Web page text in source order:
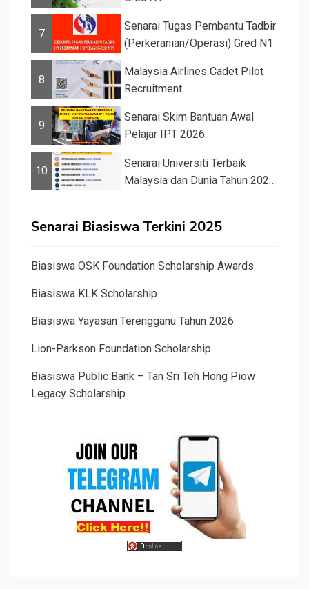
7
Senarai Tugas Pembantu Tadbir
(Perkeranian/Operasi) Gred N1
8
Malaysia Airlines Cadet Pilot
Recruitment
9
Senarai Skim Bantuan Awal
Pelajar IPT 2026
10
Senarai Universiti Terbaik
Malaysia dan Dunia Tahun 2026
Senarai Biasiswa Terkini 2025
Biasiswa OSK Foundation Scholarship Awards
Biasiswa KLK Scholarship
Biasiswa Yayasan Terengganu Tahun 2026
Lion-Parkson Foundation Scholarship
Biasiswa Public Bank – Tan Sri Teh Hong Piow
Legacy Scholarship